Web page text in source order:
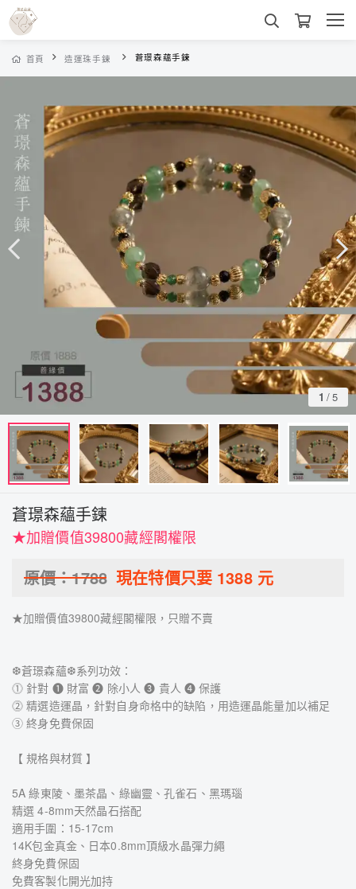
首頁 造運珠手鍊 蒼璟森蘊手鍊
1 /5
蒼璟森蘊手鍊
★加贈價值39800藏經閣權限
原價：1788 現在特價只要 1388元
★加贈價值39800藏經閣權限，只贈不賣
❆蒼璟森蘊❆系列功效：
⓵ 針對 ❶ 財富 ❷ 除小人 ❸ 貴人 ❹ 保護
⓶ 精選造運晶，針對自身命格中的缺陷，用造運晶能量加以補足
③ 終身免費保固
【 規格與材質 】
5A 綠東陵、墨茶晶、綠幽靈、孔雀石、黑瑪瑙
精選 4-8mm天然晶石搭配
適用手圍：15-17cm
14K包金真金、日本0.8mm頂級水晶彈力繩
終身免費保固
免費客製化開光加持